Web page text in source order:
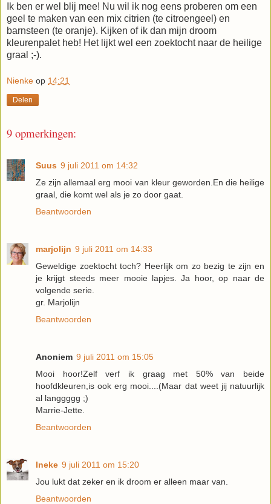
Ik ben er wel blij mee! Nu wil ik nog eens proberen om een
geel te maken van een mix citrien (te citroengeel) en
barnsteen (te oranje). Kijken of ik dan mijn droom
kleurenpalet heb! Het lijkt wel een zoektocht naar de heilige
graal ;-).
Nienke op 14:21
Delen
9 opmerkingen:
Suus 9 juli 2011 om 14:32
Ze zijn allemaal erg mooi van kleur geworden.En die heilige
graal, die komt wel als je zo door gaat.
Beantwoorden
marjolijn 9 juli 2011 om 14:33
Geweldige zoektocht toch? Heerlijk om zo bezig te zijn en
je krijgt steeds meer mooie lapjes. Ja hoor, op naar de
volgende serie.
gr. Marjolijn
Beantwoorden
Anoniem 9 juli 2011 om 15:05
Mooi hoor!Zelf verf ik graag met 50% van beide
hoofdkleuren,is ook erg mooi....(Maar dat weet jij natuurlijk
al langgggg ;)
Marrie-Jette.
Beantwoorden
Ineke 9 juli 2011 om 15:20
Jou lukt dat zeker en ik droom er alleen maar van.
Beantwoorden